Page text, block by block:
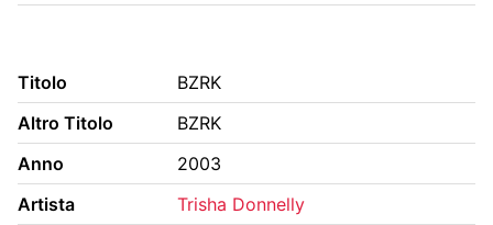
FONDO STORICO
BIBLIOTECA E PERIODICI
FONDO ARTISTICO
MANIFESTI
MEDIATECA
Titolo
BZRK
Altro Titolo
BZRK
Anno
2003
Artista
Trisha Donnelly